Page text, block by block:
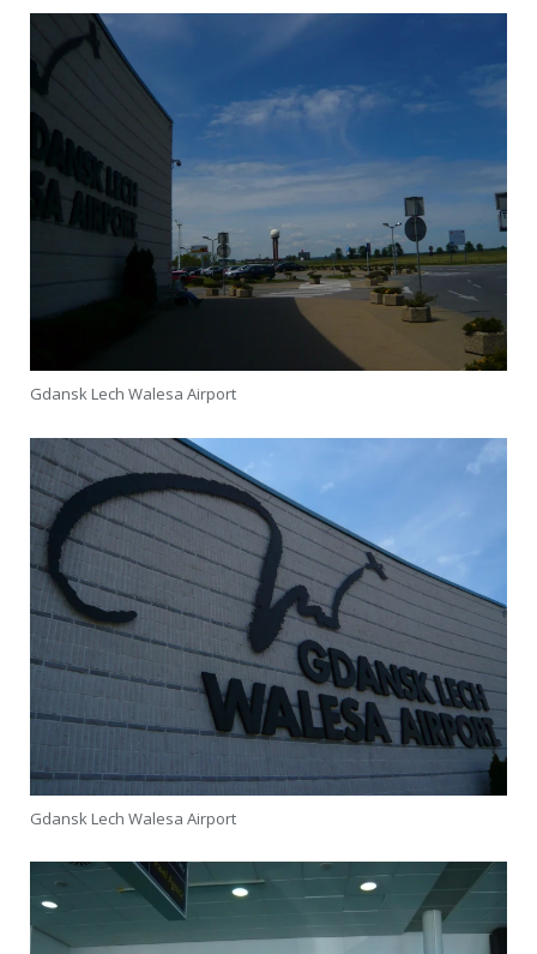
Gdansk Lech Walesa Airport
Gdansk Lech Walesa Airport